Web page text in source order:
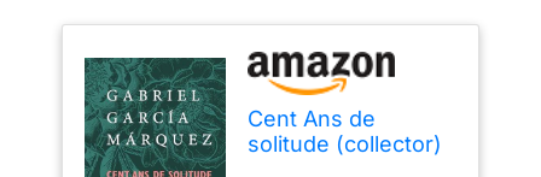
Cent Ans de
solitude (collector)